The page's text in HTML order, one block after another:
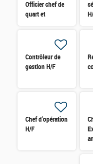
Officier chef de
quart et
Contrôleur de
gestion H/F
Chef d'opération
H/F